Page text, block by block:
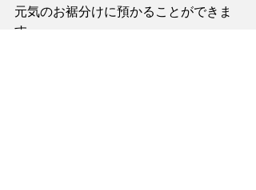
元気のお裾分けに預かることができま
す。